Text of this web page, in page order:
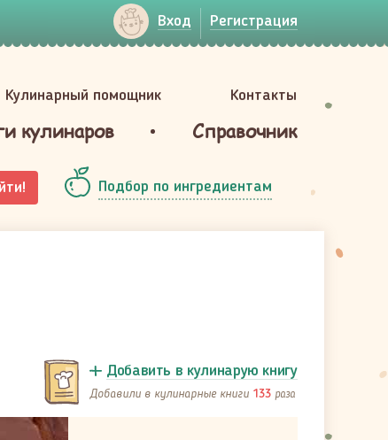
Вход Регистрация
Кулинарный помощник Контакты
кулинаров Справочник
Подбор по ингредиентам
Добавить в кулинарую книгу
Добавили в кулинарные книги 133 раза